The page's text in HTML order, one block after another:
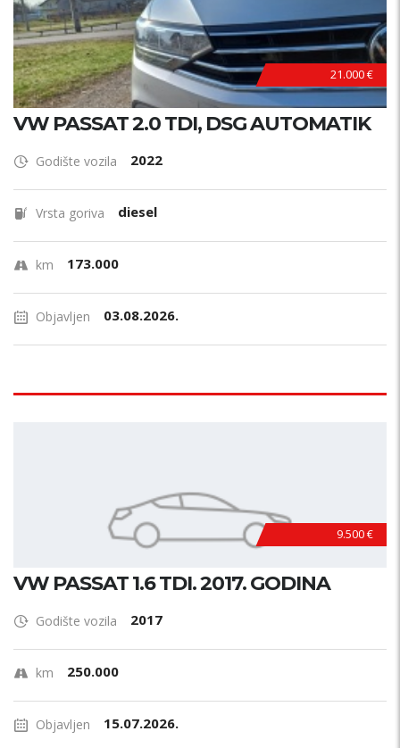
21.000 €
VW PASSAT 2.0 TDI, DSG AUTOMATIK
Godište vozila 2022
Vrsta goriva diesel
km 173.000
Objavljen 03.08.2026.
9.500 €
VW PASSAT 1.6 TDI. 2017. GODINA
Godište vozila 2017
km 250.000
Objavljen 15.07.2026.